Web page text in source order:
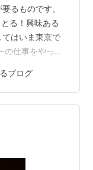
るものです。
る！興味ある
はいま東京で
の仕事をやって
ば…。 このブロ
り、それは今
いますが、し
いく必要があ
っていくこと
ブログ